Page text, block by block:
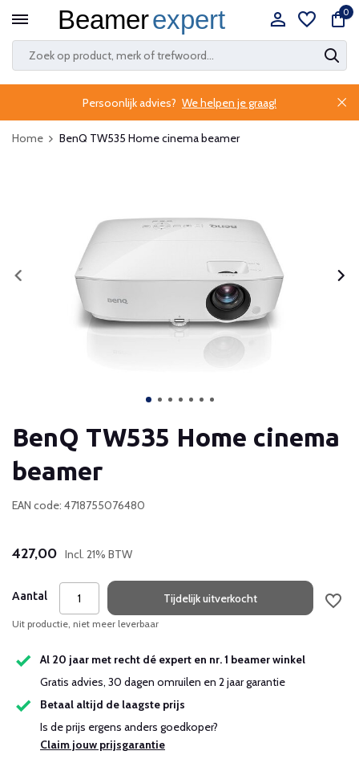
0
Persoonlijk advies? We helpen je graag!
Home BenQ TW535 Home cinema beamer
BenQ TW535 Home cinema
beamer
EAN code: 4718755076480
427,00 Incl. 21% BTW
Aantal Tijdelijk uitverkocht
Uit productie, niet meer leverbaar
Al 20 jaar met recht dé expert en nr. 1 beamer winkel
Gratis advies, 30 dagen omruilen en 2 jaar garantie
Betaal altijd de laagste prijs
Is de prijs ergens anders goedkoper?
Claim jouw prijsgarantie